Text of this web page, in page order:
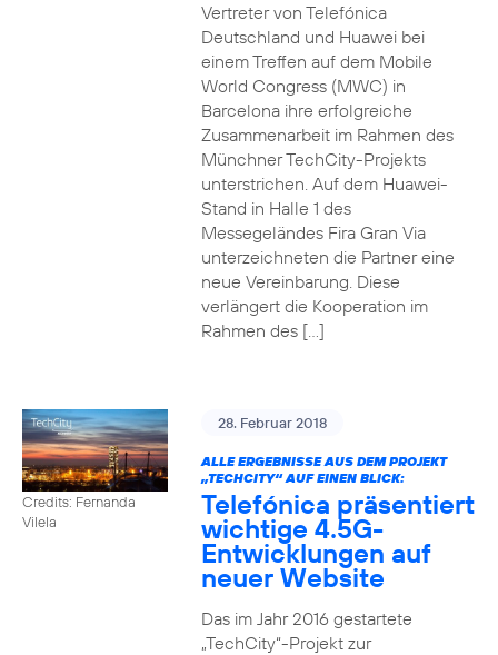
Vertreter von Telefónica
Deutschland und Huawei bei
einem Treffen auf dem Mobile
World Congress (MWC) in
Barcelona ihre erfolgreiche
Zusammenarbeit im Rahmen des
Münchner TechCity-Projekts
unterstrichen. Auf dem Huawei-
Stand in Halle 1 des
Messegeländes Fira Gran Via
unterzeichneten die Partner eine
neue Vereinbarung. Diese
verlängert die Kooperation im
Rahmen des […]
Credits: Fernanda
Vilela
28. Februar 2018
ALLE ERGEBNISSE AUS DEM PROJEKT
„TECHCITY“ AUF EINEN BLICK:
Telefónica präsentiert
wichtige 4.5G-
Entwicklungen auf
neuer Website
Das im Jahr 2016 gestartete
„TechCity“-Projekt zur